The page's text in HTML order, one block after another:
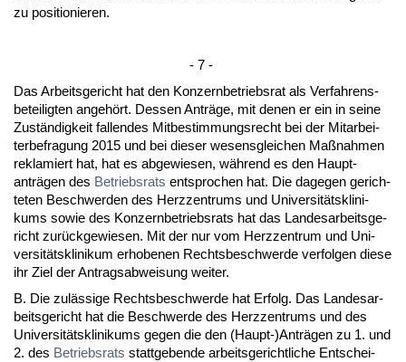
zu po­si­tio­nie­ren.
- 7 -
Das Ar­beits­ge­richt hat den Kon­zern­be­triebs­rat als Ver­fah­rens­
be­tei­lig­ten an­gehört. Des­sen Anträge, mit de­nen er ein in sei­ne
Zuständig­keit fal­len­des Mit­be­stim­mungs­recht bei der Mit­ar­bei­
ter­be­fra­gung 2015 und bei die­ser we­sens­glei­chen Maßnah­men
re­kla­miert hat, hat es ab­ge­wie­sen, während es den Haupt­
anträgen des Be­triebs­rats ent­spro­chen hat. Die da­ge­gen ge­rich­
te­ten Be­schwer­den des Herz­zen­trums und Uni­ver­sitätskli­ni­
kums so­wie des Kon­zern­be­triebs­rats hat das Lan­des­ar­beits­ge­
richt zurück­ge­wie­sen. Mit der nur vom Herz­zen­trum und Uni­
ver­sitätskli­ni­kum er­ho­be­nen Rechts­be­schwer­de ver­fol­gen die­se
ihr Ziel der An­trags­ab­wei­sung wei­ter.
B. Die zulässi­ge Rechts­be­schwer­de hat Er­folg. Das Lan­des­ar­
beits­ge­richt hat die Be­schwer­de des Herz­zen­trums und des
Uni­ver­sitätskli­ni­kums ge­gen die den (Haupt-)Anträgen zu 1. und
2. des Be­triebs­rats statt­ge­ben­de ar­beits­ge­richt­li­che Ent­schei­